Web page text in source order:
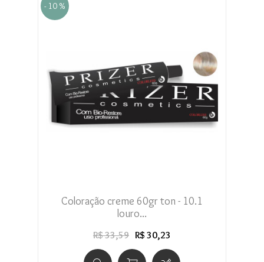
- 10 %
Coloração creme 60gr ton - 10.1
louro...
R$ 33,59 R$ 30,23